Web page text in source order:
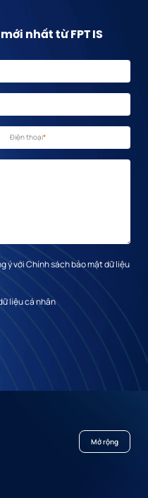
nhất từ FPT IS
Điện thoại*
ý với Chính sách bảo mật dữ liệu
liệu cá nhân
Mở rộng